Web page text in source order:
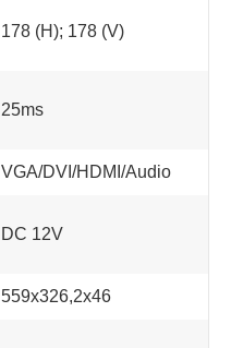
178 (H); 178 (V)
25ms
VGA/DVI/HDMI/Audio
DC 12V
559x326,2x46